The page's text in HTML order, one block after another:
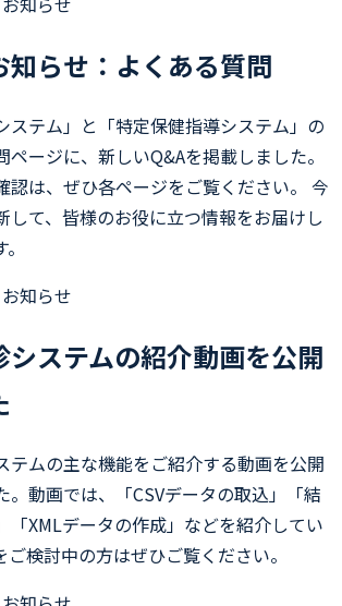
知らせ：よくある質問
ステム」と「特定保健指導システム」の
ページに、新しいQ&Aを掲載しました。
認は、ぜひ各ページをご覧ください。 今
して、皆様のお役に立つ情報をお届けし
お知らせ
システムの紹介動画を公開
テムの主な機能をご紹介する動画を公開
。動画では、「CSVデータの取込」「結
「XMLデータの作成」などを紹介してい
ご検討中の方はぜひご覧ください。